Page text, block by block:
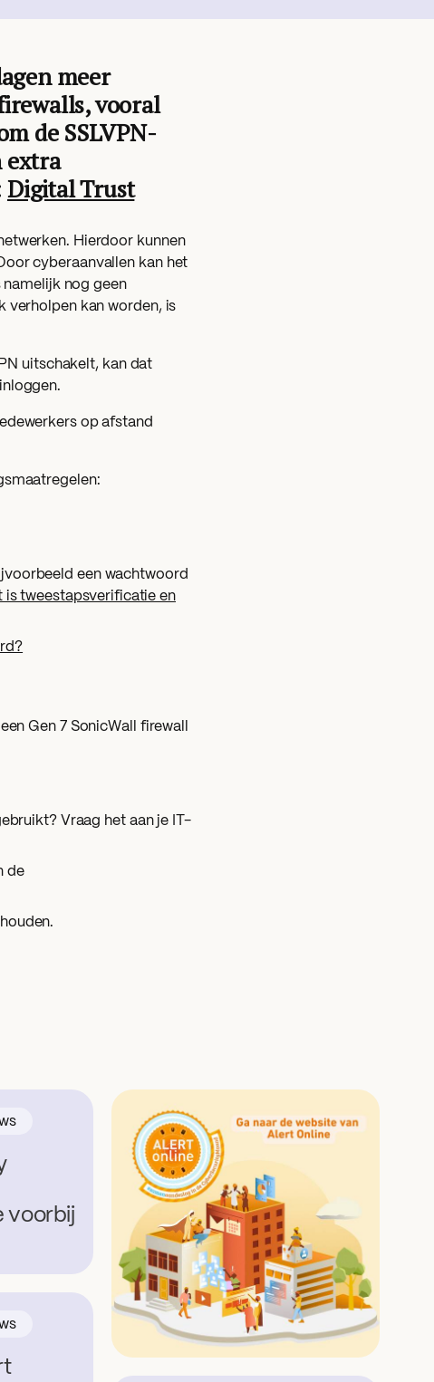
meer
vooral
de SSLVPN-
extra
Digital Trust
Hierdoor kunnen
cyberaanvallen kan het
namelijk nog geen
verholpen kan worden, is
uitschakelt, kan dat
op afstand
een wachtwoord
is tweestapsverificatie en
Gen 7 SonicWall firewall
Vraag het aan je IT-
de
voorbij